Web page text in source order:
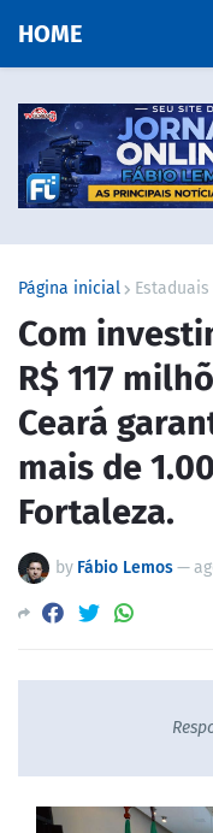
HOME
Página inicial Estaduais
Com
R$ 117
Ceará
mais de
Fortaleza.
by Fábio Lemos—